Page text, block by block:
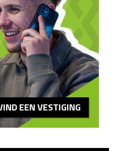
EEN VESTIGING